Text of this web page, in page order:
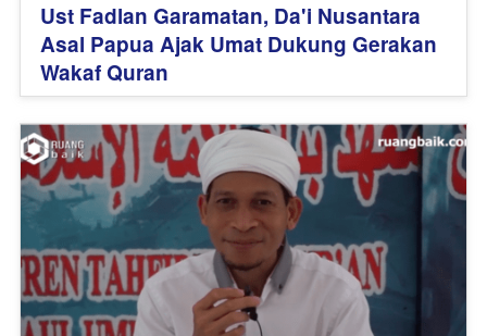
Ust Fadlan Garamatan, Da'i Nusantara
Asal Papua Ajak Umat Dukung Gerakan
Wakaf Quran